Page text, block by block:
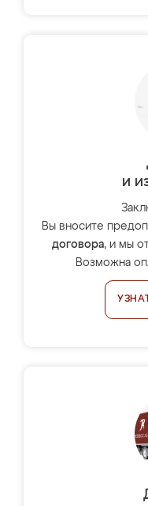
и
Вы вносите
договора, и мы
Возможна